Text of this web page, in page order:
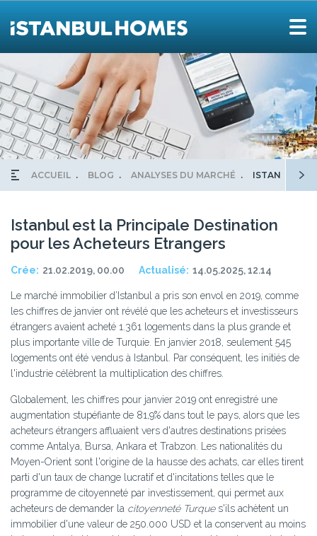
ACCUEIL BLOG ANALYSES DU MARCHÉ ISTANBUL
Istanbul est la Principale Destination
pour les Acheteurs Etrangers
Crée: 21.02.2019, 00.00 Actualisé: 14.05.2025, 12.14
Le marché immobilier d’Istanbul a pris son envol en 2019, comme
les chiffres de janvier ont révélé que les acheteurs et investisseurs
étrangers avaient acheté 1.361 logements dans la plus grande et
plus importante ville de Turquie. En janvier 2018, seulement 545
logements ont été vendus à Istanbul. Par conséquent, les initiés de
l'industrie célèbrent la multiplication des chiffres.
Globalement, les chiffres pour janvier 2019 ont enregistré une
augmentation stupéfiante de 81,9% dans tout le pays, alors que les
acheteurs étrangers affluaient vers d'autres destinations prisées
comme Antalya, Bursa, Ankara et Trabzon. Les nationalités du
Moyen-Orient sont l'origine de la hausse des achats, car elles tirent
parti d'un taux de change lucratif et d'incitations telles que le
programme de citoyenneté par investissement, qui permet aux
acheteurs de demander la citoyenneté Turques'ils achètent un
immobilier d'une valeur de 250.000 USD et la conservent au moins